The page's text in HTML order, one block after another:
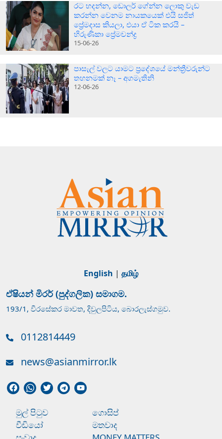
රට හදන්න, ඩොලර් ගේන්න ලොකු වැඩ
කරන්න වෙනම නායකයෙක් එයි සජිත්
ප්‍රේමදාස කියලා, එයා ඒ ටික කරයි –
හිරුණිකා ප්‍රේමචන්ද්‍ර
15-06-26
පාසැල් වලට යාමට ප්‍රදේශයේ මන්ත්‍රීවරුන්ට
තහනමක් නෑ – අගමැතිනි
12-06-26
English | தமிழ்
ඒෂියන් මිරර් (පුද්ගලික) සමාගම.
193/1, වීරසේකර මාවත, දිවුලපිටිය, බොරලැස්ගමුව.
0112814449
news@asianmirror.lk
මුල් පිටුව
ගොසිප්
වීඩියෝ
මතවාද